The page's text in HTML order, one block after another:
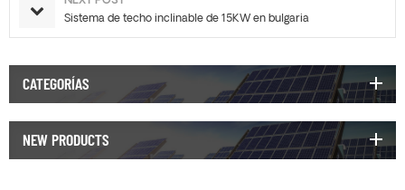
Sistema de techo inclinable de 15KW en bulgaria
CATEGORÍAS
NEW PRODUCTS